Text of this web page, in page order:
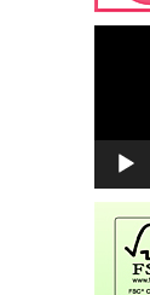
ー
ー